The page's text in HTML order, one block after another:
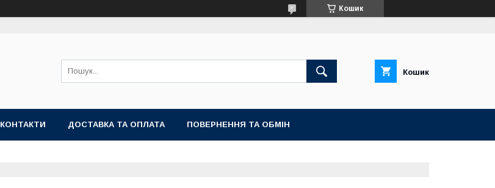
Кошик
Кошик
КОНТАКТИ ДОСТАВКА ТА ОПЛАТА ПОВЕРНЕННЯ ТА ОБМІН